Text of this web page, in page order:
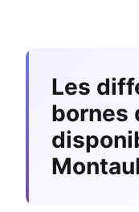
Les
bornes